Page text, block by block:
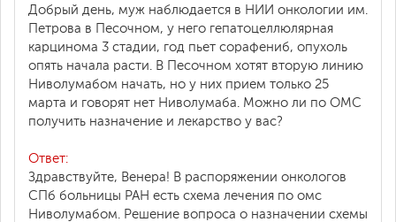
Добрый день, муж наблюдается в НИИ онкологии им.
Петрова в Песочном, у него гепатоцеллюлярная
карцинома 3 стадии, год пьет сорафениб, опухоль
опять начала расти. В Песочном хотят вторую линию
Ниволумабом начать, но у них прием только 25
марта и говорят нет Ниволумаба. Можно ли по ОМС
получить назначение и лекарство у вас?
Ответ:
Здравствуйте, Венера! В распоряжении онкологов
СПб больницы РАН есть схема лечения по омс
Ниволумабом. Решение вопроса о назначении схемы